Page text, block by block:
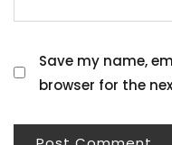
Save my name,
browser for the